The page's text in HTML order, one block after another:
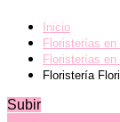
Inicio
Floristerías
Floristerías en
Floristería
Subir